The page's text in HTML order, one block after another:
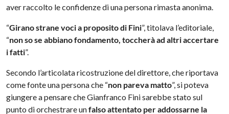
aver raccolto le confidenze di una persona rimasta anonima.
“Girano strane voci a proposito di Fini”, titolava l’editoriale,
“non so se abbiano fondamento, toccherà ad altri accertare
i fatti”.
Secondo l’articolata ricostruzione del direttore, che riportava
come fonte una persona che “non pareva matto”, si poteva
giungere a pensare che Gianfranco Fini sarebbe stato sul
punto di orchestrare unfalso attentato per addossarne la